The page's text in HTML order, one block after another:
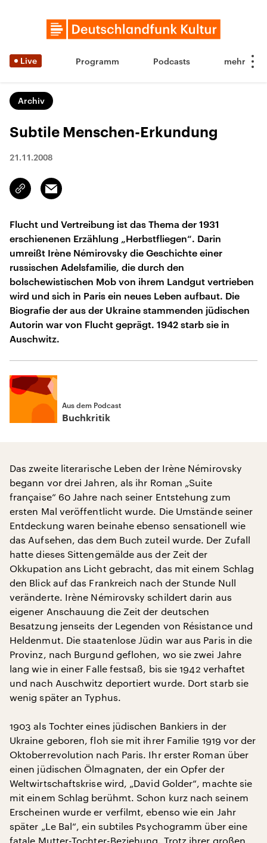
Live Programm Podcasts
Archiv
Subtile Menschen-Erkundung
21.11.2008
Link
kopieren/teilen
Email
Flucht und Vertreibung ist das Thema der 1931
erschienenen Erzählung „Herbstfliegen“. Darin
umreißt Irène Némirovsky die Geschichte einer
russischen Adelsfamilie, die durch den
bolschewistischen Mob von ihrem Landgut vertrieben
wird und sich in Paris ein neues Leben aufbaut. Die
Biografie der aus der Ukraine stammenden jüdischen
Autorin war von Flucht geprägt. 1942 starb sie in
Auschwitz.
Aus dem Podcast
Buchkritik
Das zweite literarische Leben der Irène Némirovsky
begann vor drei Jahren, als ihr Roman „Suite
française“ 60 Jahre nach seiner Entstehung zum
ersten Mal veröffentlicht wurde. Die Umstände seiner
Entdeckung waren beinahe ebenso sensationell wie
das Aufsehen, das dem Buch zuteil wurde. Der Zufall
hatte dieses Sittengemälde aus der Zeit der
Okkupation ans Licht gebracht, das mit einem Schlag
den Blick auf das Frankreich nach der Stunde Null
veränderte. Irène Némirovsky schildert darin aus
eigener Anschauung die Zeit der deutschen
Besatzung jenseits der Legenden von Résistance und
Heldenmut. Die staatenlose Jüdin war aus Paris in die
Provinz, nach Burgund geflohen, wo sie zwei Jahre
lang wie in einer Falle festsaß, bis sie 1942 verhaftet
und nach Auschwitz deportiert wurde. Dort starb sie
wenig später an Typhus.
1903 als Tochter eines jüdischen Bankiers in der
Ukraine geboren, floh sie mit ihrer Familie 1919 vor der
Oktoberrevolution nach Paris. Ihr erster Roman über
einen jüdischen Ölmagnaten, der ein Opfer der
Weltwirtschaftskrise wird, „David Golder“, machte sie
mit einem Schlag berühmt. Schon kurz nach seinem
Erscheinen wurde er verfilmt, ebenso wie ein Jahr
später „Le Bal“, ein subtiles Psychogramm über eine
fatale Mutter-Tochter-Beziehung. Trotz ihrer großen